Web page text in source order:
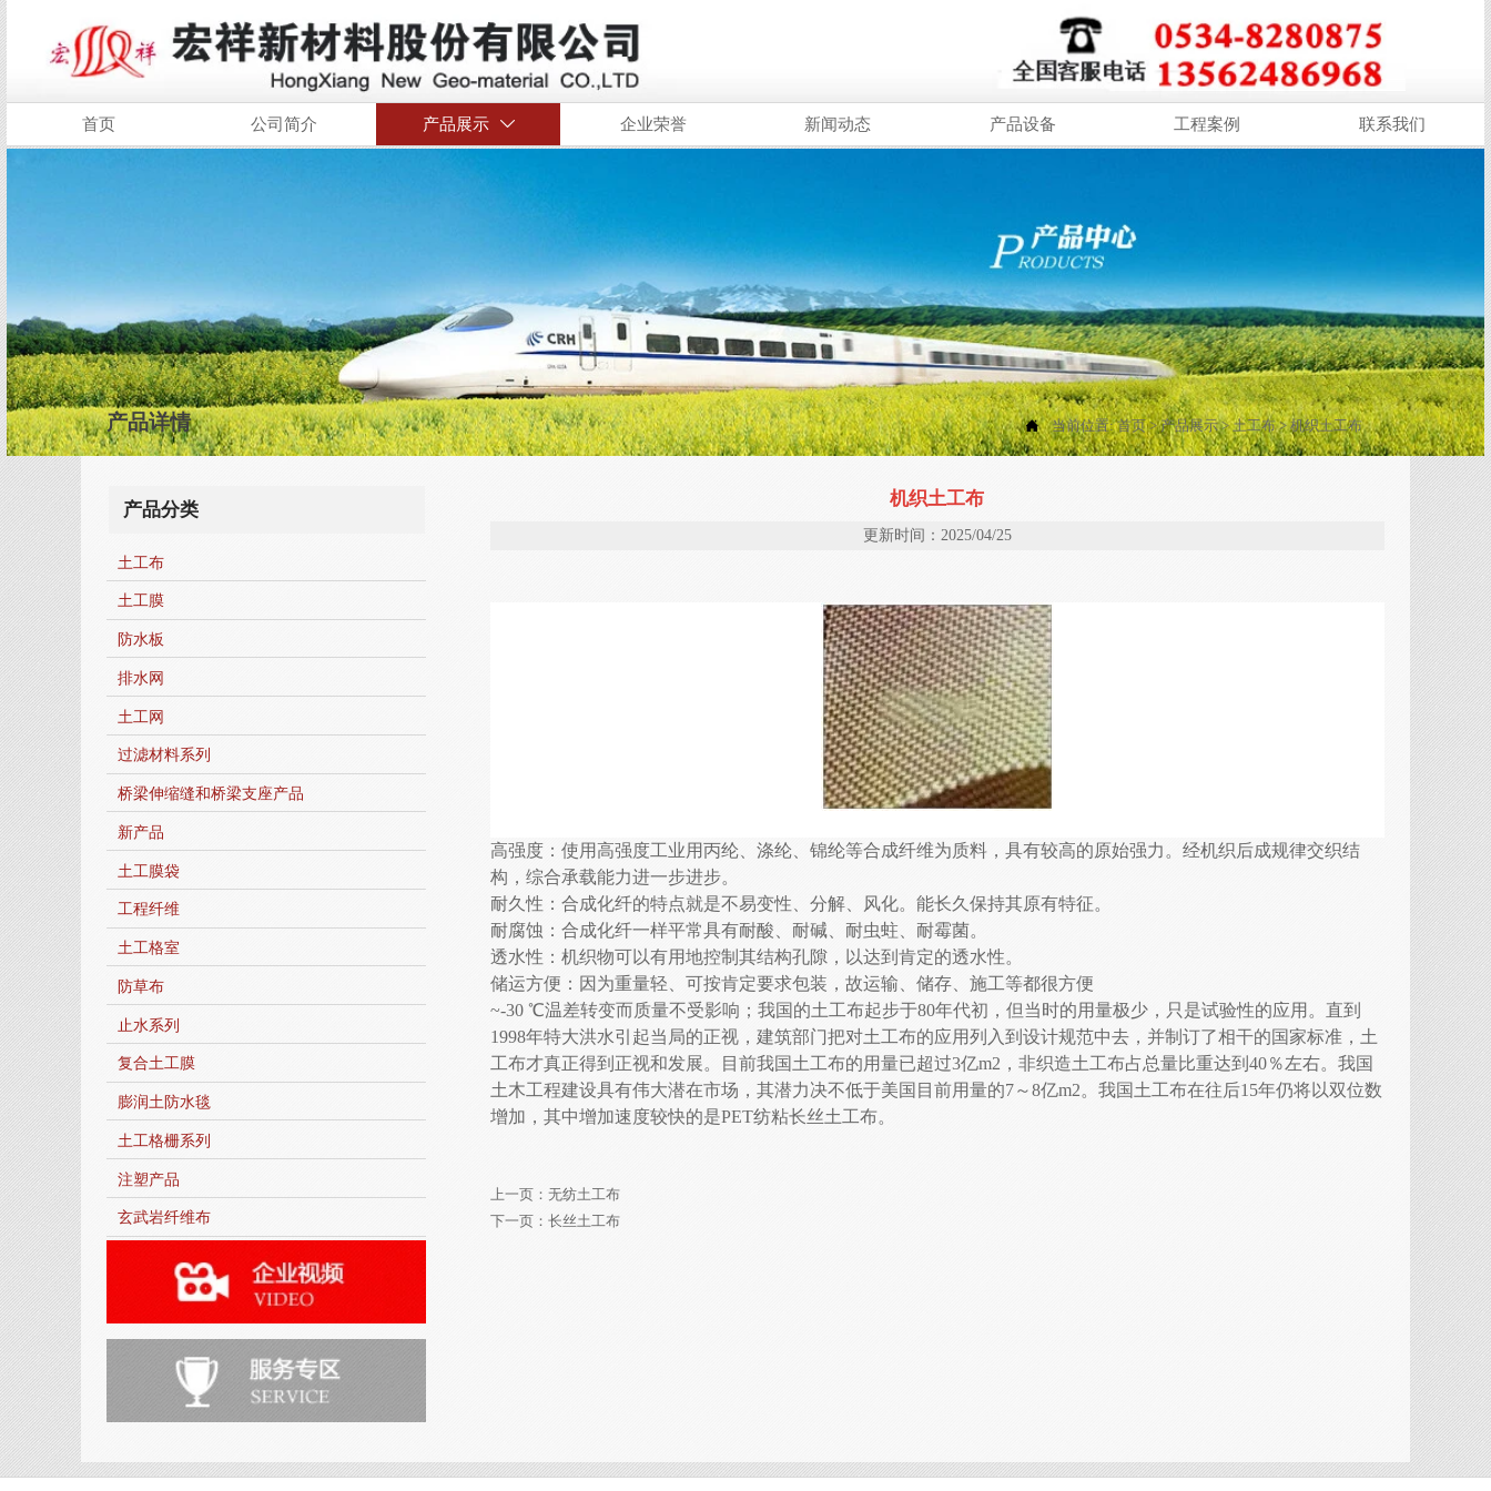
首页 公司简介 产品展示  企业荣誉 新闻动态 产品设备 工程案例 联系我们
产品详情  当前位置:首页>产品展示>土工布>机织土工布
产品分类
土工布
土工膜
防水板
排水网
土工网
过滤材料系列
桥梁伸缩缝和桥梁支座产品
新产品
土工膜袋
工程纤维
土工格室
防草布
止水系列
复合土工膜
膨润土防水毯
土工格栅系列
注塑产品
玄武岩纤维布
机织土工布
更新时间：2025/04/25
高强度：使用高强度工业用丙纶、涤纶、锦纶等合成纤维为质料，具有较高的原始强力。经机织后成规律交织结
构，综合承载能力进一步进步。
耐久性：合成化纤的特点就是不易变性、分解、风化。能长久保持其原有特征。
耐腐蚀：合成化纤一样平常具有耐酸、耐碱、耐虫蛀、耐霉菌。
透水性：机织物可以有用地控制其结构孔隙，以达到肯定的透水性。
储运方便：因为重量轻、可按肯定要求包装，故运输、储存、施工等都很方便
~-30 ℃温差转变而质量不受影响；我国的土工布起步于80年代初，但当时的用量极少，只是试验性的应用。直到
1998年特大洪水引起当局的正视，建筑部门把对土工布的应用列入到设计规范中去，并制订了相干的国家标准，土
工布才真正得到正视和发展。目前我国土工布的用量已超过3亿m2，非织造土工布占总量比重达到40％左右。我国
土木工程建设具有伟大潜在市场，其潜力决不低于美国目前用量的7～8亿m2。我国土工布在往后15年仍将以双位数
增加，其中增加速度较快的是PET纺粘长丝土工布。
上一页： 无纺土工布
下一页： 长丝土工布